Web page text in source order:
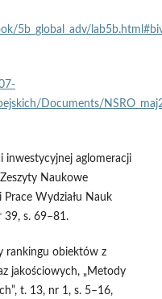
5b_global_adv/
Documents/
inwestycyjnej aglomeracji
Naukowe
Prace Wydziału Nauk
39, s. 69–81.
rankingu obiektów z
jakościowych, „Metody
t. 13, nr 1, s. 5–16,